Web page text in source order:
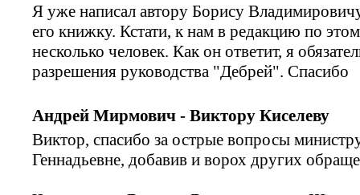
Я уже написал автору Борису
его книжку. Кстати, к нам в редакцию по
несколько человек. Как он ответит, я
разрешения руководства "Дебрей". Спасибо
Андрей Мирмович - Виктору Киселеву
Виктор, спасибо за острые вопросы
Геннадьевне, добавив и ворох других